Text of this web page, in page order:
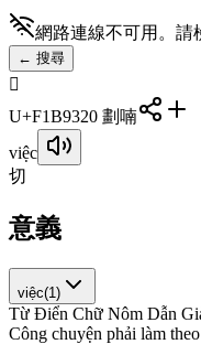
網路連線不可用。請
← 搜尋
󱮓
U+F1B9320 劃 喃
việc
切
意義
việc(1 )
Từ Điển Chữ Nôm Dẫn
Công chuyện phải làm theo